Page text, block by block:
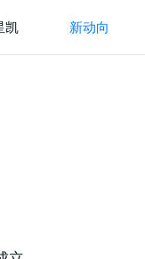
凯 新动向